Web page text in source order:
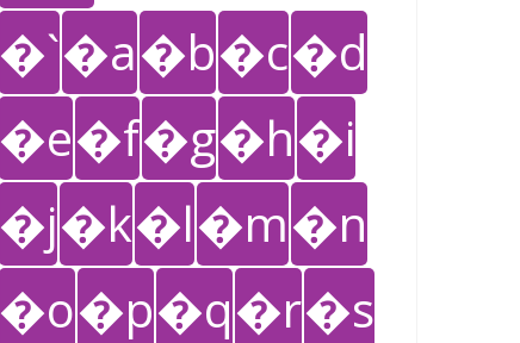
�`�a�b�c�d
�e�f�g�h�i
�j�k�l�m�n
�o�p�q�r�s